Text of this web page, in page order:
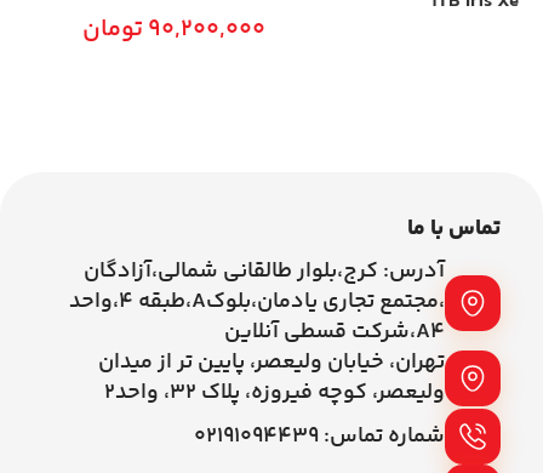
90,200,000تومان
تماس با ما
آدرس: کرج،بلوار طالقانی شمالی،آزادگان
،مجتمع تجاری یادمان،بلوکA،طبقه ۴،واحد
A4،شرکت قسطی آنلاین
تهران، خیابان ولیعصر، پایین تر از میدان
ولیعصر، کوچه فیروزه، پلاک 32، واحد2
شماره تماس: ۰۲۱۹۱۰۹۴۴۳۹